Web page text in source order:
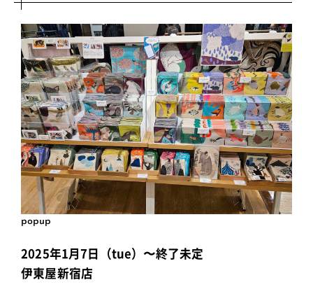
popup
2025年1月7日（tue）〜終了未定
伊東屋新宿店